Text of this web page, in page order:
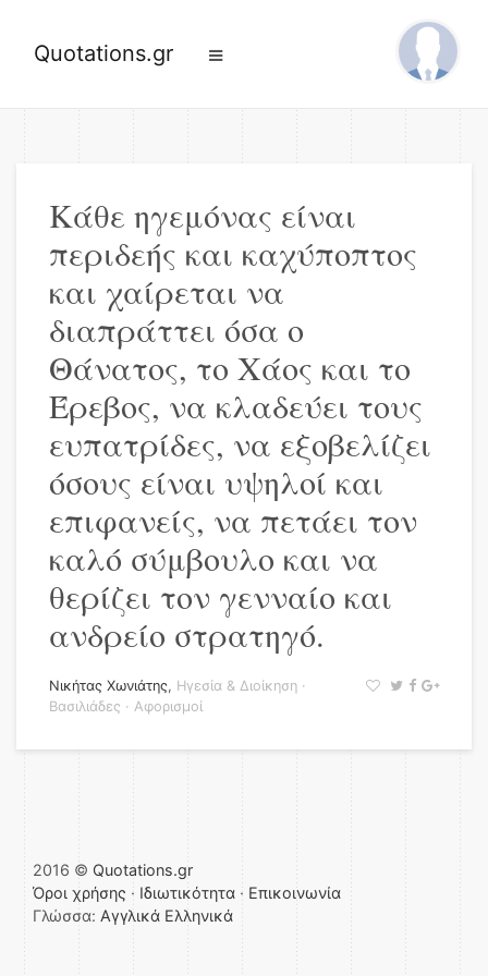
Quotations.gr
Κάθε ηγεμόνας είναι
περιδεής και καχύποπτος
και χαίρεται να
διαπράττει όσα ο
Θάνατος, το Χάος και το
Έρεβος, να κλαδεύει τους
ευπατρίδες, να εξοβελίζει
όσους είναι υψηλοί και
επιφανείς, να πετάει τον
καλό σύμβουλο και να
θερίζει τον γενναίο και
ανδρείο στρατηγό.
Νικήτας Χωνιάτης, Ηγεσία & Διοίκηση ·
Βασιλιάδες · Αφορισμοί
2016 © Quotations.gr
Όροι χρήσης · Ιδιωτικότητα · Επικοινωνία
Γλώσσα: Αγγλικά Ελληνικά